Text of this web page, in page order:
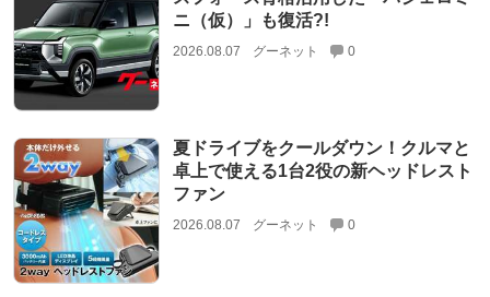
ニ（仮）」も復活?!
2026.08.07 グーネット 0
夏ドライブをクールダウン！クルマと
卓上で使える1台2役の新ヘッドレスト
ファン
2026.08.07 グーネット 0